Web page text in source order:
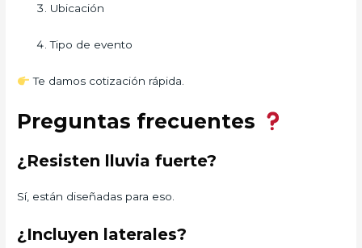
Ubicación
Tipo de evento
Te damos cotización rápida.
Preguntas frecuentes
¿Resisten lluvia fuerte?
Sí, están diseñadas para eso.
¿Incluyen laterales?